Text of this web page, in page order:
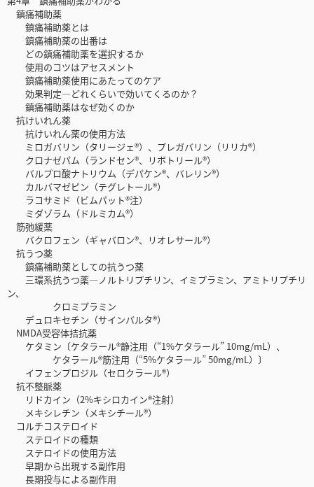
鎮痛補助薬
鎮痛補助薬とは
鎮痛補助薬の出番は
どの鎮痛補助薬を選択するか
使用のコツはアセスメント
鎮痛補助薬使用にあたってのケア
効果判定―どれくらいで効いてくるのか？
鎮痛補助薬はなぜ効くのか
抗けいれん薬
抗けいれん薬の使用方法
ミロガバリン（タリージェ®）、プレガバリン（リリカ®）
クロナゼパム（ランドセン®、リボトリール®）
バルプロ酸ナトリウム（デパケン®、バレリン®）
カルバマゼピン（テグレトール®）
ラコサミド（ビムパット®注）
ミダゾラム（ドルミカム®）
筋弛緩薬
バクロフェン（ギャバロン®、リオレサール®）
抗うつ薬
鎮痛補助薬としての抗うつ薬
三環系抗うつ薬―ノルトリプチリン、イミプラミン、アミトリプチリ
ン、
クロミプラミン
デュロキセチン（サインバルタ®）
NMDA受容体拮抗薬
ケタミン〔ケタラール®静注用（“1%ケタラール” 10mg/mL）、
ケタラール®筋注用（“5%ケタラール” 50mg/mL）〕
イフェンプロジル（セロクラール®）
抗不整脈薬
リドカイン（2%キシロカイン®注射）
メキシレチン（メキシチール®）
コルチコステロイド
ステロイドの種類
ステロイドの使用方法
早期から出現する副作用
長期投与による副作用